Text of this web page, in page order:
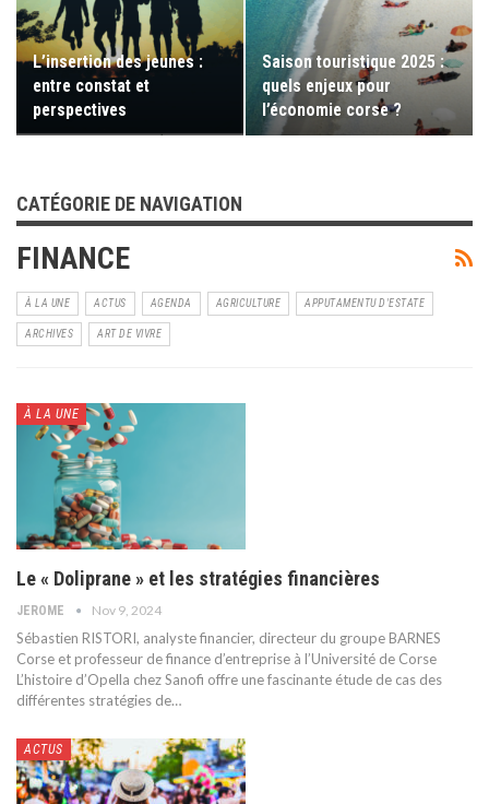
L’insertion des jeunes :
entre constat et
perspectives
Saison touristique 2025 :
quels enjeux pour
l’économie corse ?
CATÉGORIE DE NAVIGATION
FINANCE
À LA UNE ACTUS AGENDA AGRICULTURE APPUTAMENTU D'ESTATE
ARCHIVES ART DE VIVRE
À LA UNE
Le « Doliprane » et les stratégies financières
JEROME Nov 9, 2024
Sébastien RISTORI, analyste financier, directeur du groupe BARNES
Corse et professeur de finance d’entreprise à l’Université de Corse
L’histoire d’Opella chez Sanofi offre une fascinante étude de cas des
différentes stratégies de…
ACTUS